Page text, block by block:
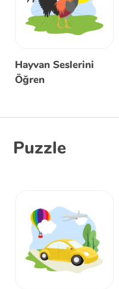
Hayvan Seslerini
Öğren
Puzzle